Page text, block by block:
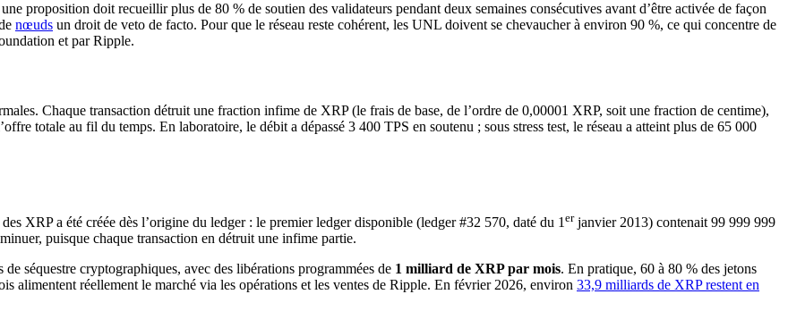
proposition doit recueillir plus de 80 % de soutien des validateurs pendant deux semaines consécutives avant d’être activée de façon
nœuds un droit de veto de facto. Pour que le réseau reste cohérent, les UNL doivent se chevaucher à environ 90 %, ce qui concentre de
et par Ripple.
Chaque transaction détruit une fraction infime de XRP (le frais de base, de l’ordre de 0,00001 XRP, soit une fraction de centime),
totale au fil du temps. En laboratoire, le débit a dépassé 3 400 TPS en soutenu ; sous stress test, le réseau a atteint plus de 65 000
XRP a été créée dès l’origine du ledger : le premier ledger disponible (ledger #32 570, daté du 1 erjanvier 2013) contenait 99 999 999
puisque chaque transaction en détruit une infime partie.
séquestre cryptographiques, avec des libérations programmées de 1 milliard de XRP par mois. En pratique, 60 à 80 % des jetons
alimentent réellement le marché via les opérations et les ventes de Ripple. En février 2026, environ 33,9 milliards de XRP restent en